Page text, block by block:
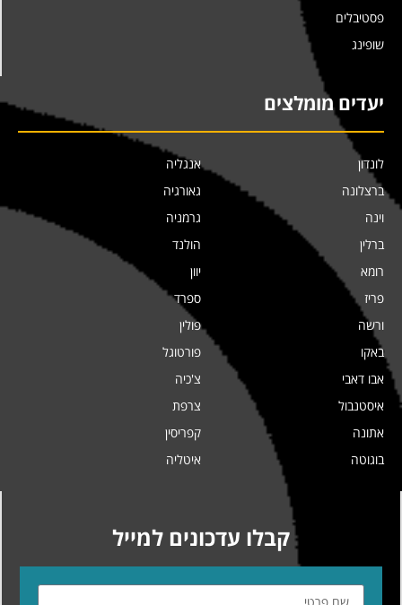
פסטיבלים
שופינג
יעדים מומלצים
לונדון
ברצלונה
וינה
ברלין
רומא
פריז
ורשה
באקו
אבו דאבי
איסטנבול
אתונה
בוגוטה
אנגליה
גאורגיה
גרמניה
הולנד
יוון
ספרד
פולין
פורטוגל
צ'כיה
צרפת
קפריסין
איטליה
קבלו עדכונים למייל